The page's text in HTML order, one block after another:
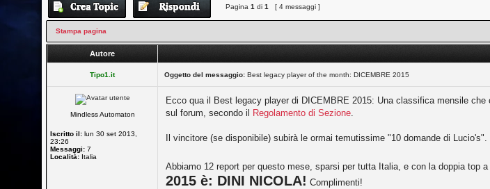
Pagina1 di1 [ 4 messaggi ]
Stampa pagina
Autore
Tipo1.it Oggetto del messaggio: Best legacy player of the month: DICEMBRE 2015
Mindless Automaton
Iscritto il: lun 30 set 2013,
23:26
Messaggi: 7
Località: Italia
Ecco qua il Best legacy player di DICEMBRE 2015: Una classifica mensile
sul forum, secondo il
Regolamento di Sezione.
Il vincitore (se disponibile) subirà le ormai temutissime "10 domande di Lucio's".
Abbiamo 12 report per questo mese, sparsi per tutta Italia, e con la doppia top
2015 è: DINI NICOLA! Complimenti!